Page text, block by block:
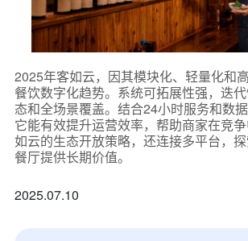
2025年客如云，因其模块化、轻量化和
餐饮数字化趋势。系统可拓展性强，迭
态和全场景覆盖。结合24小时服务和数据
它能有效提升运营效率，帮助商家在竞
如云的生态开放策略，还连接多平台，
餐厅提供长期价值。
2025.07.10